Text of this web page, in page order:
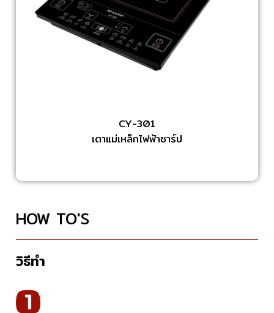
CY-301
เตาแม่เหล็กไฟฟ้าชาร์ป
HOW TO'S
วิธีทำ